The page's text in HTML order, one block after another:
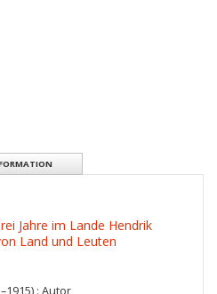
Jahre im Lande Hendrik
Land und Leuten
: Autor